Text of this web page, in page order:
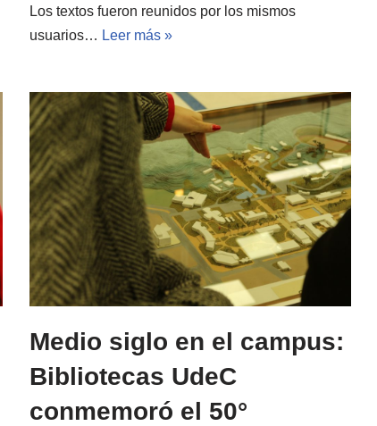
Los textos fueron reunidos por los mismos
usuarios… Leer más »
Medio siglo en el campus:
Bibliotecas UdeC
conmemoró el 50°